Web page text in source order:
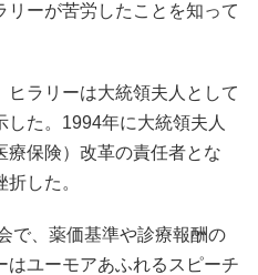
ーが苦労したことを知って
ヒラリーは大統領夫人として
た。1994年に大統領夫人
療保険）改革の責任者とな
した。
で、薬価基準や診療報酬の
ユーモアあふれるスピーチ